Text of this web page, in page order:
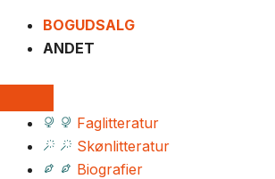
BOGUDSALG
ANDET
Faglitteratur
Skønlitteratur
Biografier